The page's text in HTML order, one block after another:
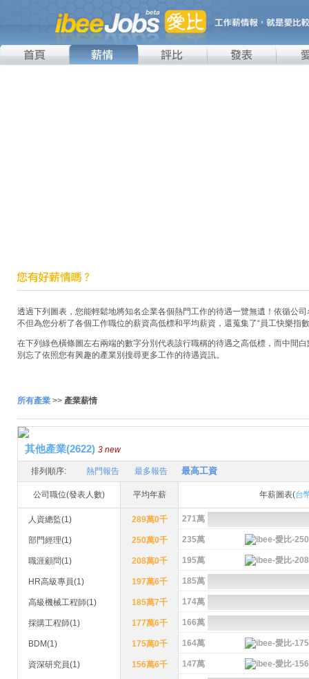
透過下列圖表，您能輕鬆地將知名企業各個熱門工作的待遇一覽無遺！依循公
不但為您分析了各個工作職位的薪資高低標和平均薪資，還蒐集了“員工快樂指
在下列綠色橫條圖左右兩端的數字分別代表該行職稱的待遇之高低標，而中間
別忘了依照您有興趣的產業別搜尋更多工作的待遇資訊。
所有產業 >> 產業薪情
其他產業(2622) 3 new
排列順序: 熱門報告 最多報告 最高工資
公司職位(發表人數) 平均年薪 年薪圖表(台
人資總監(1) 289萬0千 271萬
部門經理(1) 250萬0千 235萬
職涯顧問(1) 208萬0千 195萬
HR高級專員(1) 197萬6千 185萬
高級機械工程師(1) 185萬7千 174萬
採購工程師(1) 177萬6千 166萬
BDM(1) 175萬0千 164萬
資深研究員(1) 156萬6千 147萬